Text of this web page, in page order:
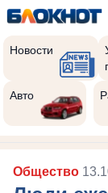
Новости
Авто
Общество